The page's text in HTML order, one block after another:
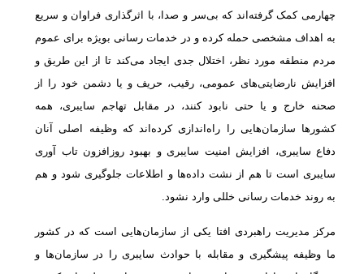
چهارمی کمک گرفته‌اند که بی‌سر و صدا، با اثرگذاری فراوان و سریع
به اهداف مشخصی حمله کرده و در خدمات رسانی بویژه برای عموم
مردم منطقه مورد نظر، اختلال جدی ایجاد می‌کند تا از این طریق و
افزایش نارضایتی‌های عمومی، رقیب، حریف و یا دشمن خود را از
صحنه خارج و یا حتی نابود کنند، در مقابل تهاجم سایبری، همه
کشورها سازمان‌هایی را راه‌اندازی کرده‌اند که وظیفه اصلی آنان
دفاع سایبری، افزایش امنیت سایبری و بهبود روزافزون تاب آوری
سایبری است تا هم از نشت داده‌ها و اطلاعات جلوگیری شود و هم
به روند خدمات رسانی خللی وارد نشود.
مرکز مدیریت راهبردی افتا یکی از سازمان‌هایی است که در کشور
ما وظیفه پیشگیری و مقابله با حوادث سایبری را در سازمان‌ها و